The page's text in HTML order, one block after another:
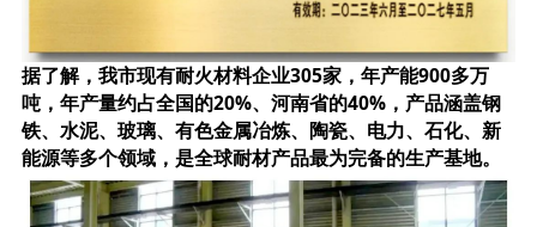
据了解，我市现有耐火材料企业305家，年产能900多万
吨，年产量约占全国的20%、河南省的40%，产品涵盖钢
铁、水泥、玻璃、有色金属冶炼、陶瓷、电力、石化、新
能源等多个领域，是全球耐材产品最为完备的生产基地。